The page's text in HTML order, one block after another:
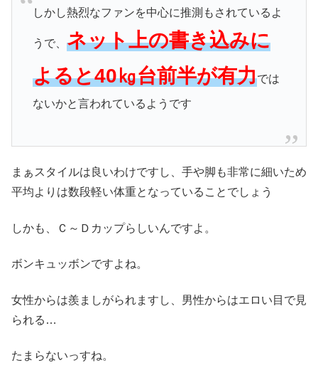
しかし熱烈なファンを中心に推測もされているよ
うで、 ネット上の書き込みに
よると40㎏台前半が有力では
ないかと言われているようです
まぁスタイルは良いわけですし、手や脚も非常に細いため
平均よりは数段軽い体重となっていることでしょう
しかも、Ｃ～Ｄカップらしいんですよ。
ボンキュッボンですよね。
女性からは羨ましがられますし、男性からはエロい目で見
られる…
たまらないっすね。